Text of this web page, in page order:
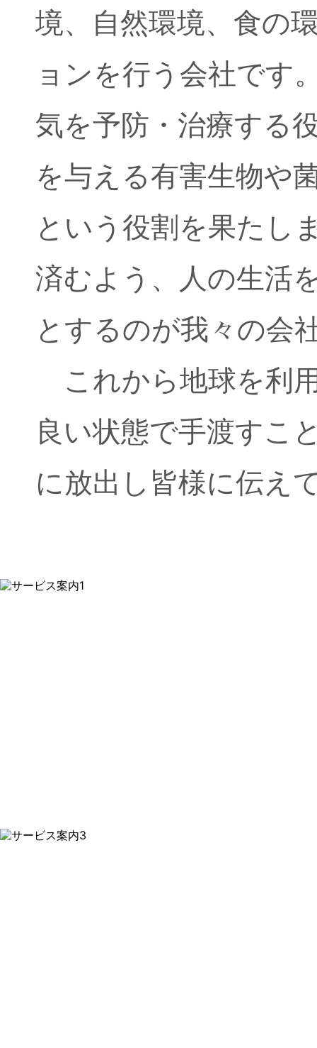
境、自然環境、食の
ョンを行う会社です
気を予防・治療する
を与える有害生物や
という役割を果たし
済むよう、人の生活
とするのが我々の会
これから地球を利
良い状態で手渡すこ
に放出し皆様に伝え